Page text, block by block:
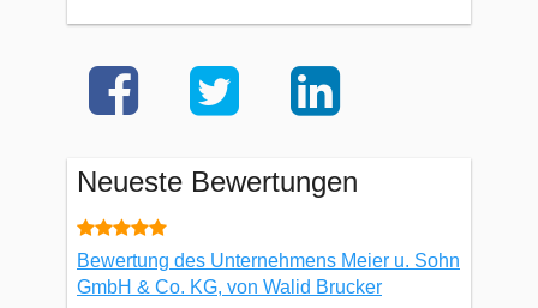
Neueste Bewertungen
Bewertung des Unternehmens Meier u. Sohn
GmbH & Co. KG, von Walid Brucker